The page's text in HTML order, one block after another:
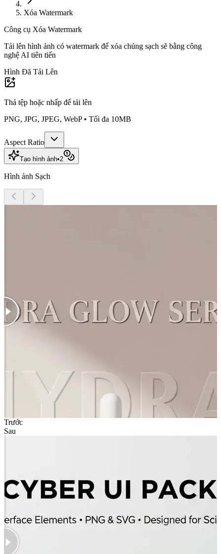
Xóa Watermark
Công cụ Xóa Watermark
Tải lên hình ảnh có watermark để xóa chúng sạch sẽ bằng công
nghệ AI tiên tiến
Hình Đã Tải Lên
Thả tệp hoặc nhấp để tải lên
PNG, JPG, JPEG, WebP • Tối đa 10MB
Aspect Ratio
Tạo hình ảnh•2
Hình ảnh Sạch
Trước
Sau